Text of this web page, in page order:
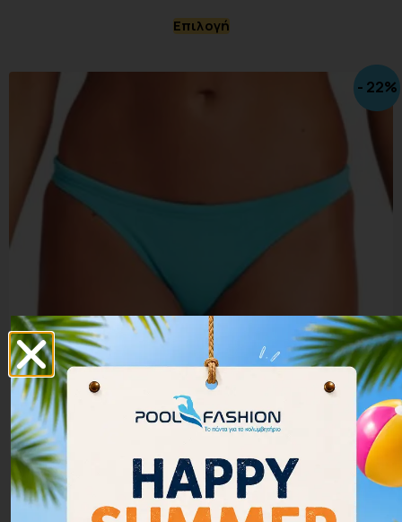
Επιλογή
- 22%
Arena Women Bikini Bottom Brief Rulebreaker Free
001112-820